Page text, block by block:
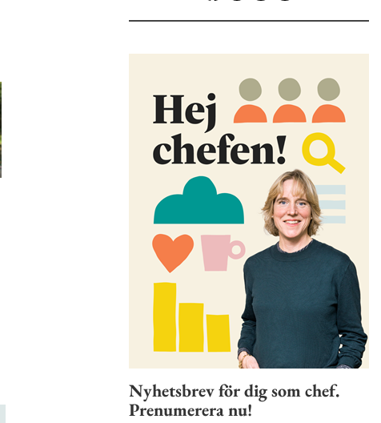
Nyhetsbrev för dig som chef.
Prenumerera nu!